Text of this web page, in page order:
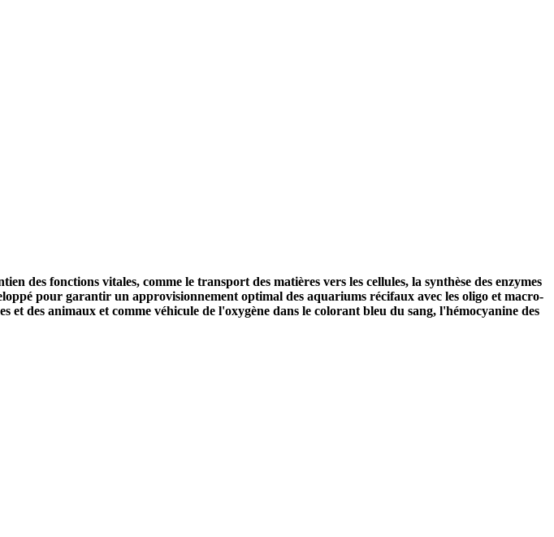
des fonctions vitales, comme le transport des matières vers les cellules, la synthèse des enzymes
pour garantir un approvisionnement optimal des aquariums récifaux avec les oligo et macro-
des animaux et comme véhicule de l'oxygène dans le colorant bleu du sang, l'hémocyanine des